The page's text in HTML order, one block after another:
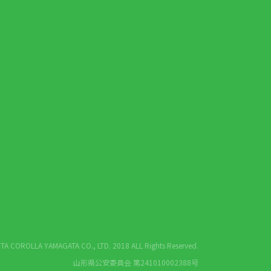
COROLLA YAMAGATA CO., LTD. 2018 ALL Rights Reserved.
山形県公安委員会 第241010002388号